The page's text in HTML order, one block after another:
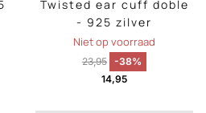
Twisted ear cuff doble
- 925 zilver
Niet op voorraad
23,95 -38%
14,95